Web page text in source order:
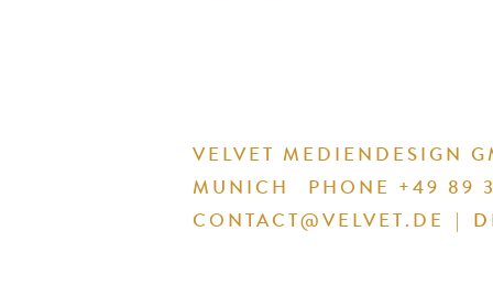
VELVET MEDIENDESIGN
MUNICH
PHONE +49 89
CONTACT@VELVET.DE |